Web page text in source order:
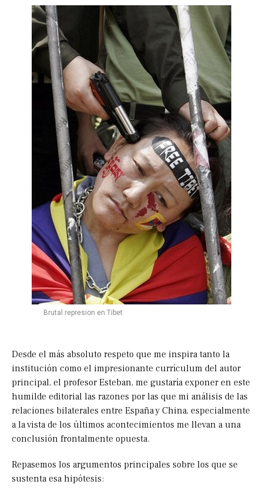
Brutal represion en Tibet
Desde el más absoluto respeto que me inspira tanto la
institución como el impresionante currículum del autor
principal, el profesor Esteban, me gustaría exponer en este
humilde editorial las razones por las que mi análisis de las
relaciones bilaterales entre España y China, especialmente
a la vista de los últimos acontecimientos me llevan a una
conclusión frontalmente opuesta.
Repasemos los argumentos principales sobre los que se
sustenta esa hipótesis: